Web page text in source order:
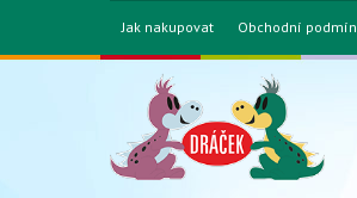
Jak nakupovat Obchodní